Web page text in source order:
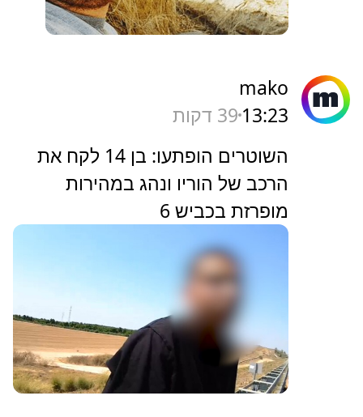
mako
13:23 39 דקות
השוטרים הופתעו: בן 14 לקח את
הרכב של הוריו ונהג במהירות
מופרזת בכביש 6